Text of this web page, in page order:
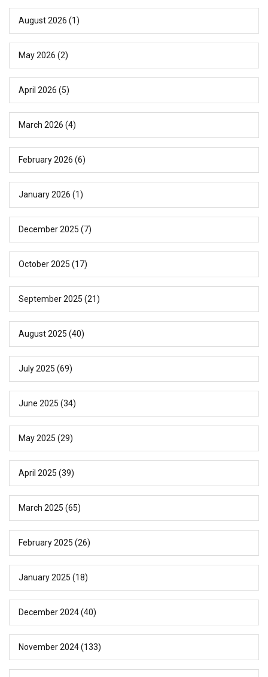
August 2026 (1)
May 2026 (2)
April 2026 (5)
March 2026 (4)
February 2026 (6)
January 2026 (1)
December 2025 (7)
October 2025 (17)
September 2025 (21)
August 2025 (40)
July 2025 (69)
June 2025 (34)
May 2025 (29)
April 2025 (39)
March 2025 (65)
February 2025 (26)
January 2025 (18)
December 2024(40)
November 2024(133)